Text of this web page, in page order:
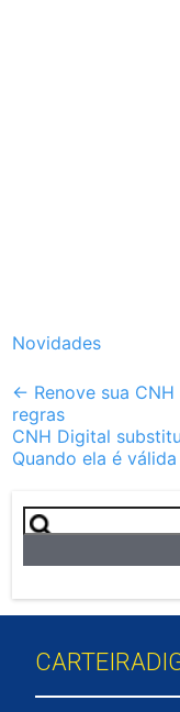
Novidades
Post
navigation
← Renove sua
regras
CNH Digital
Quando ela é
Pesquisar
por: